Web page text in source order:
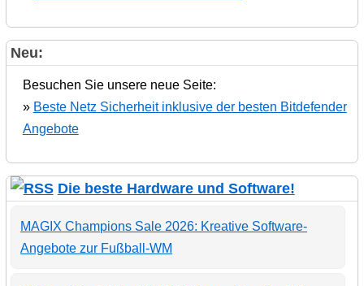
Neu:
Besuchen Sie unsere neue Seite:
» Beste Netz Sicherheit inklusive der besten Bitdefender
Angebote
Die beste Hardware und Software!
MAGIX Champions Sale 2026: Kreative Software-
Angebote zur Fußball-WM